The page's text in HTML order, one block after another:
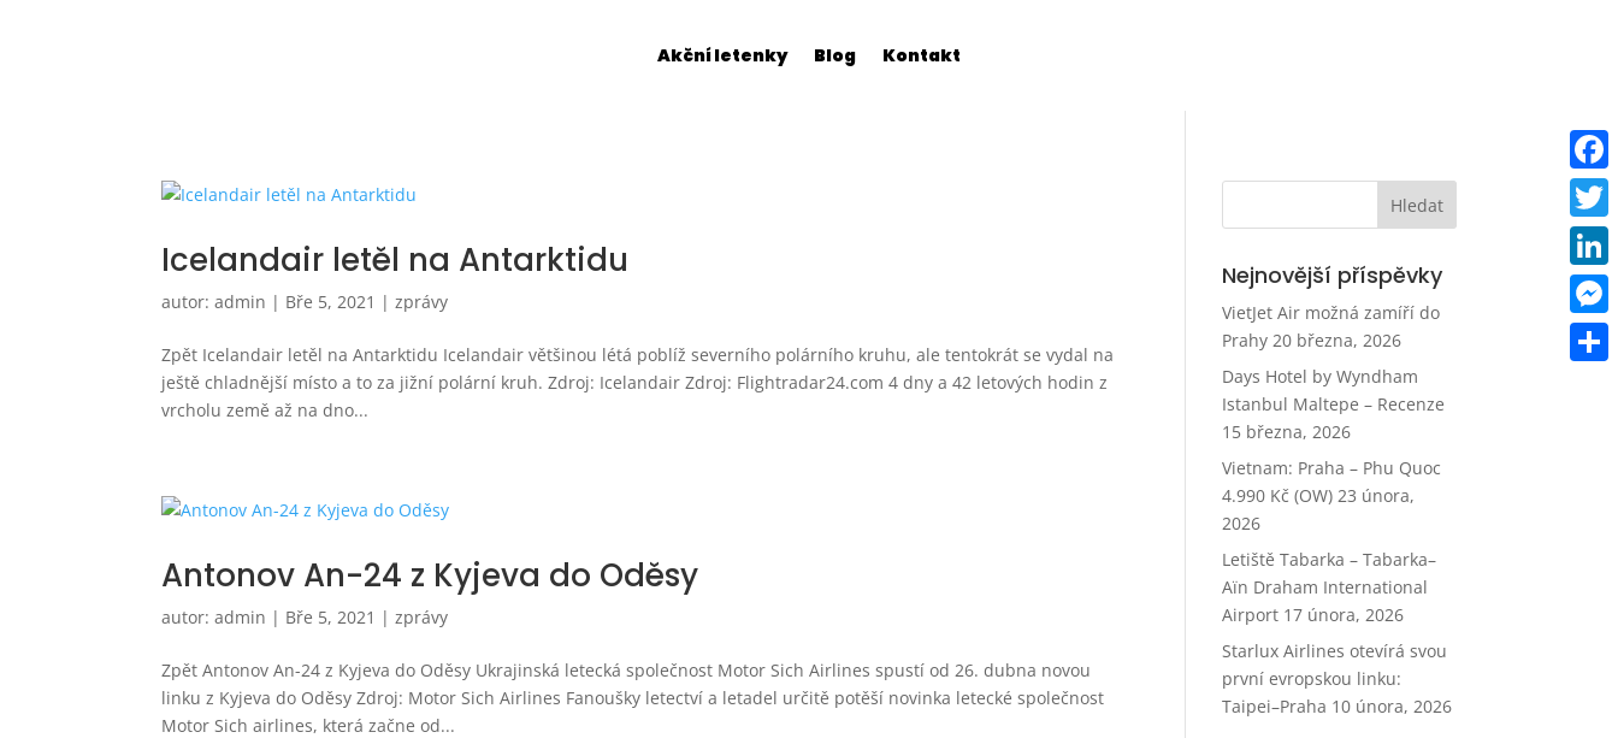
Akční letenky Blog Kontakt
Icelandair letěl na Antarktidu
autor:admin | Bře 5, 2021 |zprávy
Zpět Icelandair letěl na Antarktidu Icelandair většinou létá poblíž severního polárního kruhu, ale tentokrát se vydal na
ještě chladnější místo a to za jižní polární kruh. Zdroj: Icelandair Zdroj: Flightradar24.com 4 dny a 42 letových hodin z
vrcholu země až na dno...
Antonov An-24 z Kyjeva do Oděsy
autor:admin | Bře 5, 2021 |zprávy
Zpět Antonov An-24 z Kyjeva do Oděsy Ukrajinská letecká společnost Motor Sich Airlines spustí od 26. dubna novou
linku z Kyjeva do Oděsy Zdroj: Motor Sich Airlines Fanoušky letectví a letadel určitě potěší novinka letecké společnost
Motor Sich airlines, která začne od...
Nejnovější příspěvky
VietJet Air možná zamíří do
Prahy 20 března, 2026
Days Hotel by Wyndham
Istanbul Maltepe – Recenze
15 března, 2026
Vietnam: Praha – Phu Quoc
4.990 Kč (OW) 23 února,
2026
Letiště Tabarka – Tabarka–
Aïn Draham International
Airport 17 února, 2026
Starlux Airlines otevírá svou
první evropskou linku:
Taipei–Praha 10 února, 2026